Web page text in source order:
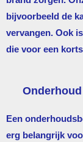
bijvoorbeeld de
vervangen. Ook
die voor een
Een
erg belangrijk